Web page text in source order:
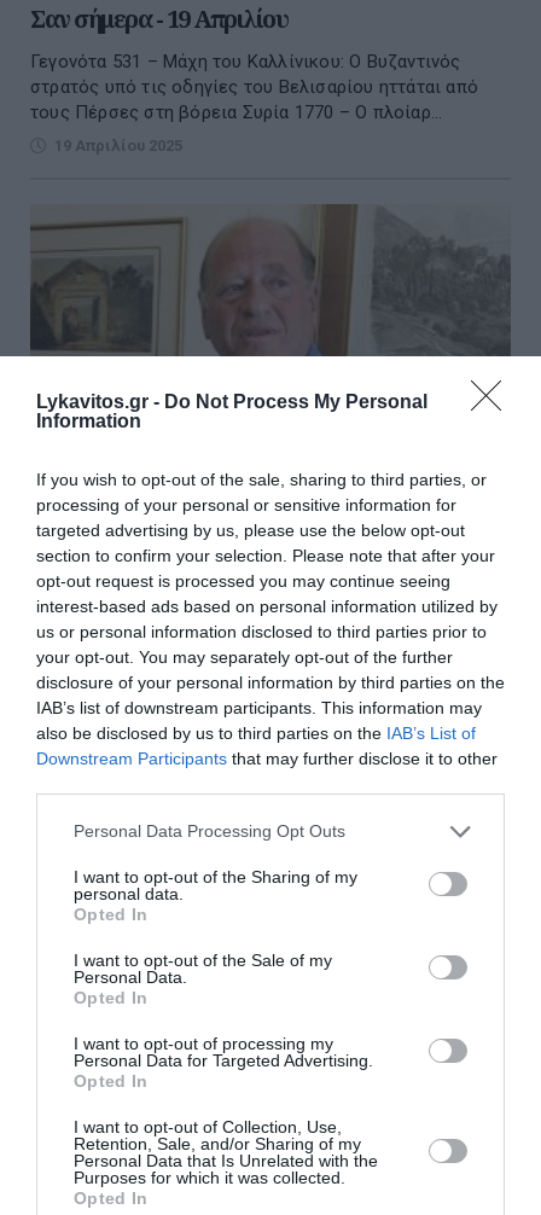
Lykavitos.gr - Do Not Process My Personal
Information
If you wish to opt-out of the sale, sharing to third parties, or
processing of your personal or sensitive information for
targeted advertising by us, please use the below opt-out
section to confirm your selection. Please note that after your
opt-out request is processed you may continue seeing
interest-based ads based on personal information utilized by
us or personal information disclosed to third parties prior to
your opt-out. You may separately opt-out of the further
disclosure of your personal information by third parties on the
IAB’s list of downstream participants. This information may
also be disclosed by us to third parties on the IAB’s List of
Downstream Participants that may further disclose it to other
Please note that this website/app uses one or more Google
not limited to your visit or usage behaviour. You may click to
grant or deny consent to Google and its third-party tags to
use your data for below specified purposes in below Google
consent section.
Personal Data Processing Opt Outs
I want to opt-out of the Sharing of my
personal data.
Opted In
I want to opt-out of the Sale of my
Personal Data.
Opted In
I want to opt-out of processing my
Personal Data for Targeted Advertising.
Opted In
I want to opt-out of Collection, Use,
Retention, Sale, and/or Sharing of my
Personal Data that Is Unrelated with the
Purposes for which it was collected.
Opted In
Σαν σήμερα - 19 Απριλίου
Γεγονότα 531 – Μάχη του Καλλίνικου: Ο Βυζαντινός
στρατός υπό τις οδηγίες του Βελισαρίου ηττάται από
τους Πέρσες στη βόρεια Συρία 1770 – Ο πλοίαρ...
19 Απριλίου 2025
Σαν σήμερα - 19 Απριλίου
Γεγονότα 531 – Μάχη του Καλλίνικου: Ο Βυζαντινός
στρατός υπό τις οδηγίες του Βελισαρίου ηττάται από
τους Πέρσες στη βόρεια Συρία 1770 – Ο πλοίαρ...
19 Απριλίου 2024
Σαν σήμερα - 19 Απριλίου
Γεγονότα 531 – Μάχη του Καλλίνικου: Ο Βυζαντινός